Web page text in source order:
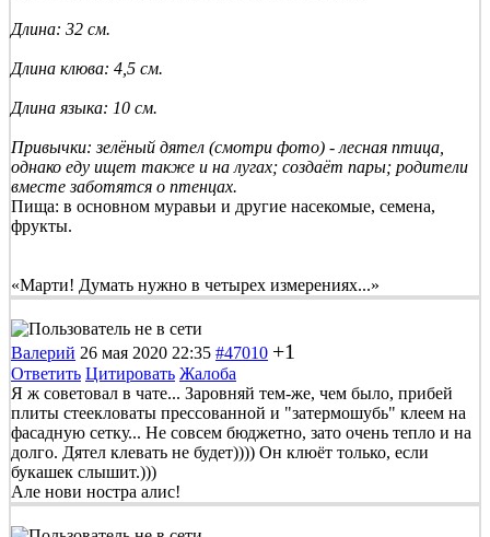
Длина: 32 см.
Длина клюва: 4,5 см.
Длина языка: 10 см.
Привычки: зелёный дятел (смотри фото) - лесная птица,
однако еду ищет также и на лугах; создаёт пары; родители
вместе заботятся о птенцах.
Пища: в основном муравьи и другие насекомые, семена,
фрукты.
«Марти! Думать нужно в четырех измерениях...»
Валерий 26 мая 2020 22:35 #47010 +1
Ответить Цитировать Жалоба
Я ж советовал в чате... Заровняй тем-же, чем было, прибей
плиты стеекловаты прессованной и "затермошубь" клеем на
фасадную сетку... Не совсем бюджетно, зато очень тепло и на
долго. Дятел клевать не будет)))) Он клюёт только, если
букашек слышит.)))
Але нови ностра алис!